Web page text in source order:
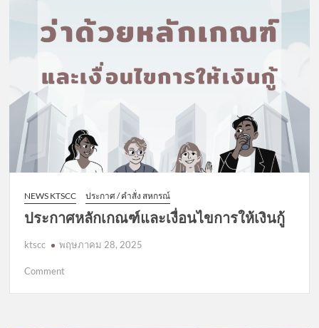
NEWS KTSCC ประกาศ / คำสั่ง สหกรณ์
ประกาศหลักเกณฑ์และเงื่อนไขการให้เงินกู้
ktscc พฤษภาคม 28, 2025
Commenton